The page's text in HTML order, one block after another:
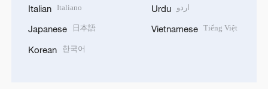
Italian Italiano
Japanese 日本語
Korean 한국어
Urdu اردو
Vietnamese Tiếng Việt